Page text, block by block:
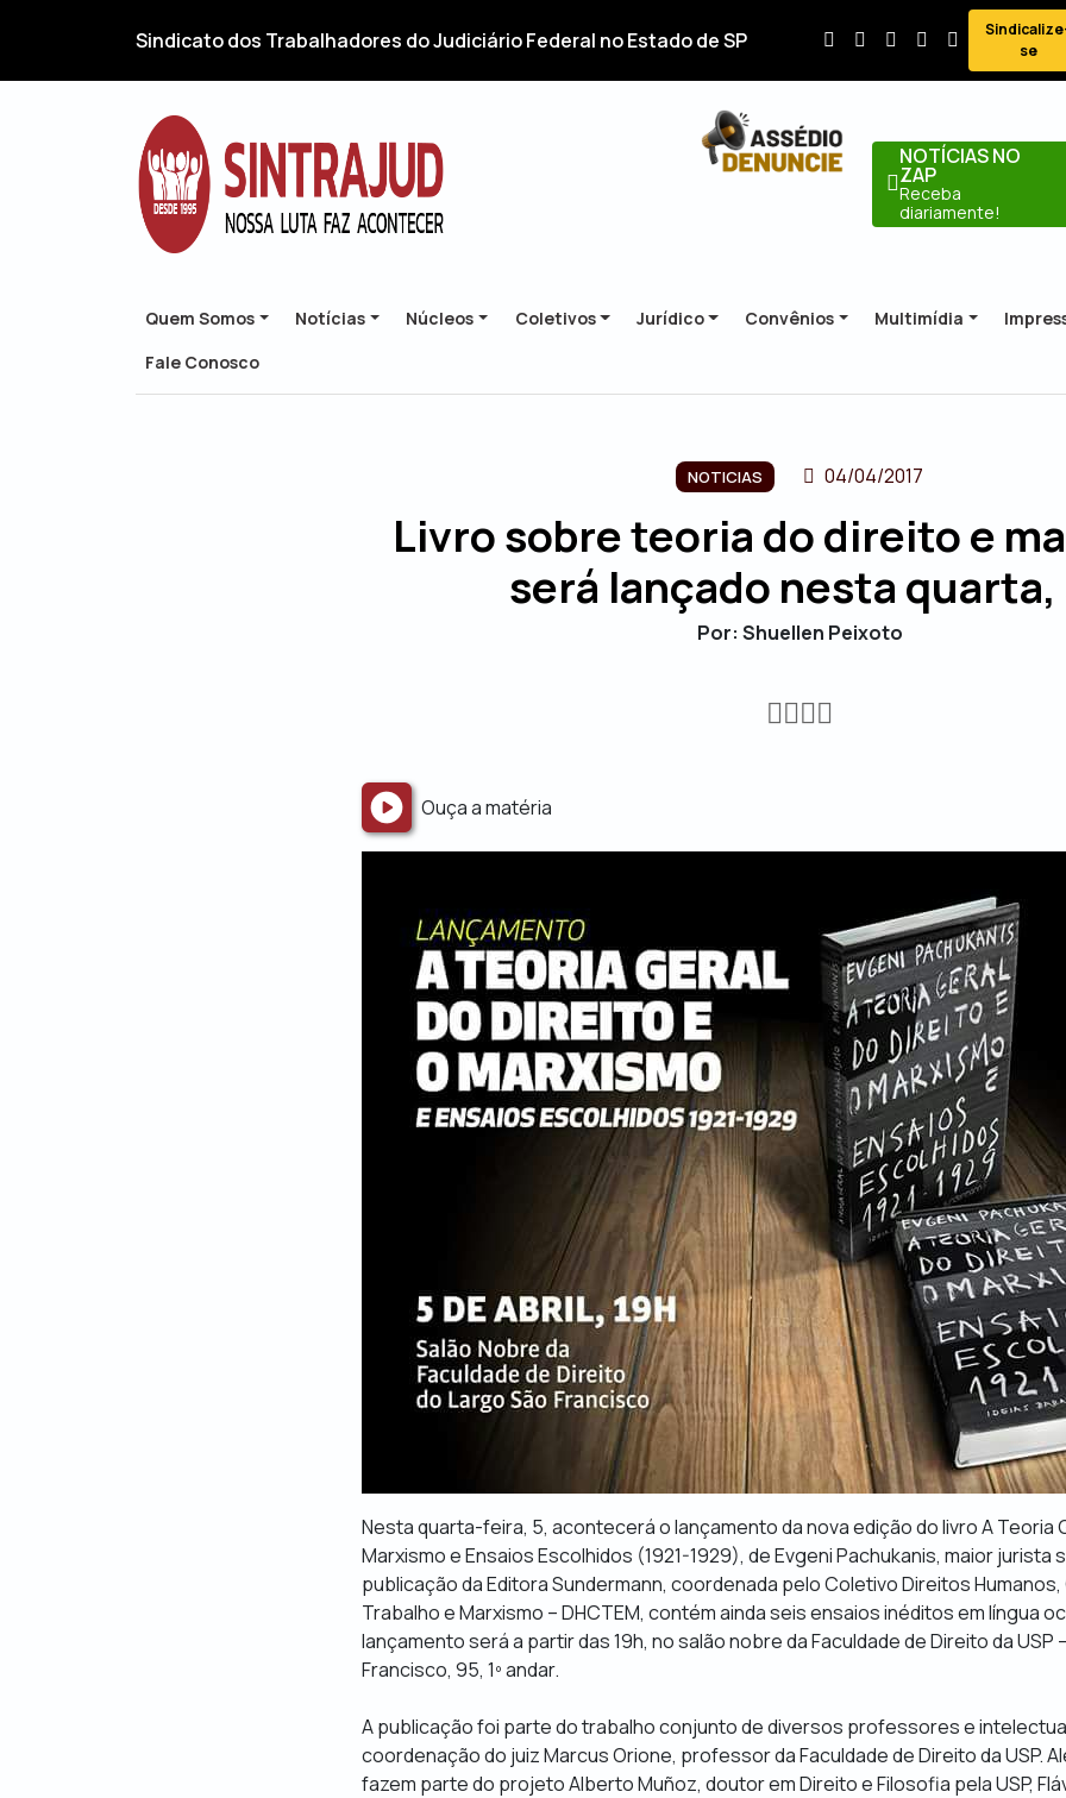
Sindicato dos Trabalhadores do Judiciário Federal no Estado de SP
se
NOTÍCIAS NO
ZAP
Receba
diariamente!
Quem Somos Notícias Núcleos Coletivos Jurídico Convênios Multimídia
Fale Conosco
NOTICIAS 04/04/2017
Livro sobre teoria do direito e
será lançado nesta quarta,
Por: Shuellen Peixoto
Ouça a matéria
Nesta quarta-feira, 5, acontecerá o lançamento da nova edição do livroA Teoria
Marxismo e Ensaios Escolhidos (1921-1929), de Evgeni Pachukanis, maior jurista
publicação da Editora Sundermann, coordenada pelo Coletivo Direitos
Trabalho e Marxismo – DHCTEM, contém ainda seis ensaios inéditos em língua
lançamento será a partir das 19h, no salão nobre da Faculdade de Direito da USP
Francisco, 95, 1º andar.
A publicação foi parte do trabalho conjunto de diversos professores e
coordenação do juiz Marcus Orione, professor da Faculdade de Direito da USP.
fazem parte do projeto Alberto Muñoz, doutor em Direito e Filosofia pela USP,